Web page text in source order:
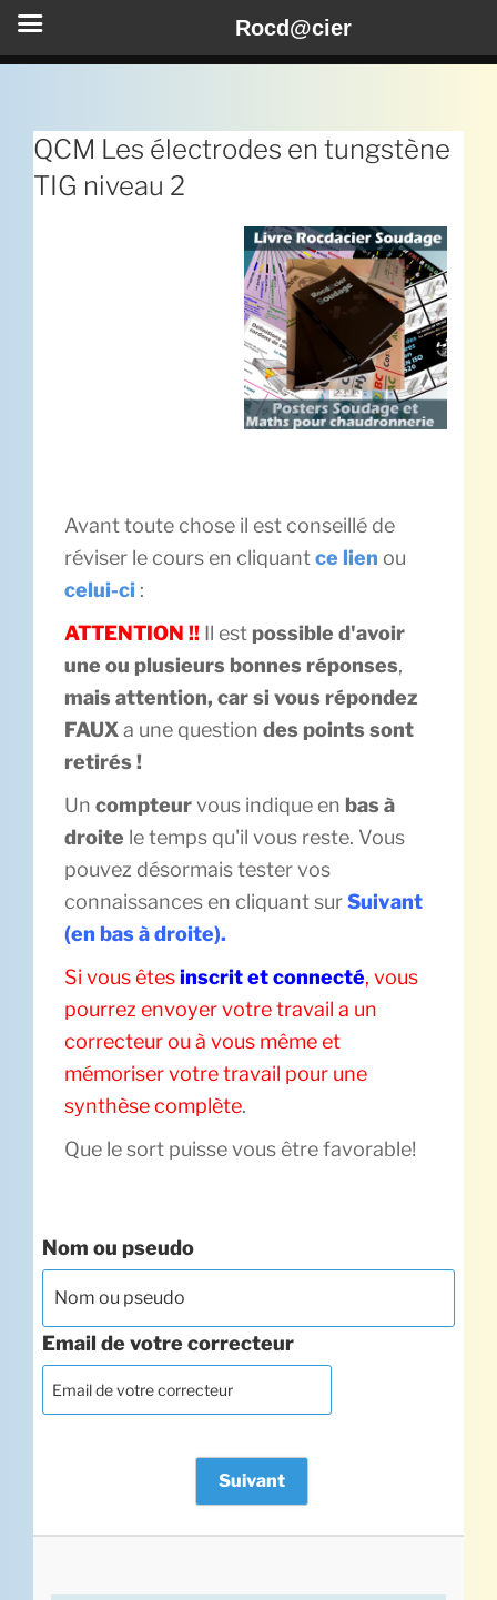
Aller
contenu
principal
QCM Les électrodes en tungstène
TIG niveau 2
Avant toute chose il est conseillé de
réviser le cours en cliquantce lien ou
celui-ci :
ATTENTION !!Il est possible d'avoir
une ou plusieurs bonnes réponses,
mais attention, car si vous répondez
FAUXa une question des points sont
retirés !
Un compteurvous indique en bas à
droite le temps qu'il vous reste. Vous
pouvez désormais tester vos
connaissances en cliquant surSuivant
(en bas à droite).
Si vous êtesinscrit et connecté, vous
pourrez envoyer votre travail a un
correcteur ou à vous même et
mémoriser votre travail pour une
synthèse complète.
Que le sort puisse vous être favorable!
Nom ou pseudo
Email de votre correcteur
Suivant
Rocd@cier